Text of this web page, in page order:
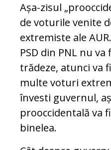
Așa-zisul
de voturile venite
extremiste ale
PSD din PNL nu va
trădeze, atunci va
multe voturi
învesti guvernul,
prooccidentală va
binelea.